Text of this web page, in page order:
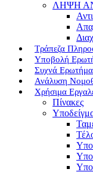
ΛΗΨΗ
Τράπεζα
Υποβολή
Συχνά
Ανάλυση
Χρήσιμα
Πίνακες